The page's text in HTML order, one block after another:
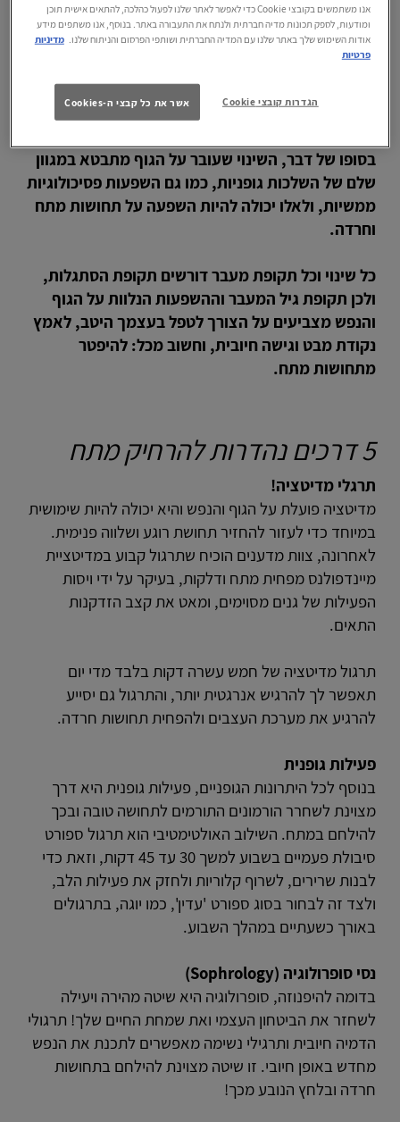
בסופו של דבר, השינוי שעובר על הגוף מתבטא במגוון
שלם של השלכות גופניות, כמו גם השפעות פסיכולוגיות
ממשיות, ולאלו יכולה להיות השפעה על תחושות מתח
וחרדה.
כל שינוי וכל תקופת מעבר דורשים תקופת הסתגלות,
ולכן תקופת גיל המעבר וההשפעות הנלוות על הגוף
והנפש מצביעים על הצורך לטפל בעצמך היטב, לאמץ
נקודת מבט וגישה חיובית, וחשוב מכל: להיפטר
מתחושות מתח.
5 דרכים נהדרות להרחיק מתח
תרגלי מדיטציה!
מדיטציה פועלת על הגוף והנפש והיא יכולה להיות שימושית
במיוחד כדי לעזור להחזיר תחושת רוגע ושלווה פנימית.
לאחרונה, צוות מדענים הוכיח שתרגול קבוע במדיטציית
מיינדפולנס מפחית מתח ודלקות, בעיקר על ידי ויסות
הפעילות של גנים מסוימים, ומאט את קצב הזדקנות
התאים.
תרגול מדיטציה של חמש עשרה דקות בלבד מדי יום
תאפשר לך להרגיש אנרגטית יותר, והתרגול גם יסייע
להרגיע את מערכת העצבים ולהפחית תחושות חרדה.
פעילות גופנית
בנוסף לכל היתרונות הגופניים, פעילות גופנית היא דרך
מצוינת לשחרר הורמונים התורמים לתחושה טובה ובכך
להילחם במתח. השילוב האולטימטיבי הוא תרגול ספורט
סיבולת פעמיים בשבוע למשך 30 עד 45 דקות, וזאת כדי
לבנות שרירים, לשרוף קלוריות ולחזק את פעילות הלב,
ולצד זה לבחור בסוג ספורט 'עדין', כמו יוגה, בתרגולים
באורך כשעתיים במהלך השבוע.
נסי סופרולוגיה (Sophrology)
בדומה להיפנוזה, סופרולוגיה היא שיטה מהירה ויעילה
לשחזר את הביטחון העצמי ואת שמחת החיים שלך! תרגולי
הדמיה חיובית ותרגילי נשימה מאפשרים לתכנת את הנפש
מחדש באופן חיובי. זו שיטה מצוינת להילחם בתחושות
חרדה ובלחץ הנובע מכך!
אנו משתמשים בקובצי Cookie כדי לאפשר לאתר שלנו לפעול כהלכה, להתאים אישית תוכן
ומודעות, לספק תכונות מדיה חברתית ולנתח את התעבורה באתר. בנוסף, אנו משתפים מידע
אודות השימוש שלך באתר שלנו עם המדיה החברתית ושותפי הפרסום והניתוח שלנו. מדיניות
פרטיות
הגדרות קובצי Cookie אשר את כל קבצי ה-Cookies